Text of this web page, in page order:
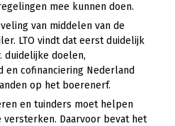
mee kunnen doen.
van middelen van de
LTO vindt dat eerst duidelijk
duidelijke doelen,
en cofinanciering Nederland
op het boerenerf.
en tuinders moet helpen
versterken. Daarvoor bevat het